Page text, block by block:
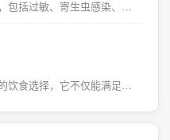
狗的皮肤问题可以由多种原因引起，包括过敏、寄生虫感染、真菌感染或细菌感染等，当您的爱犬出现皮肤问题时...
在宠物爱好者中，狗饭是一种流行的饮食选择，它不仅能满足狗狗对食物的渴望，还能确保它们获得均衡的营养，...